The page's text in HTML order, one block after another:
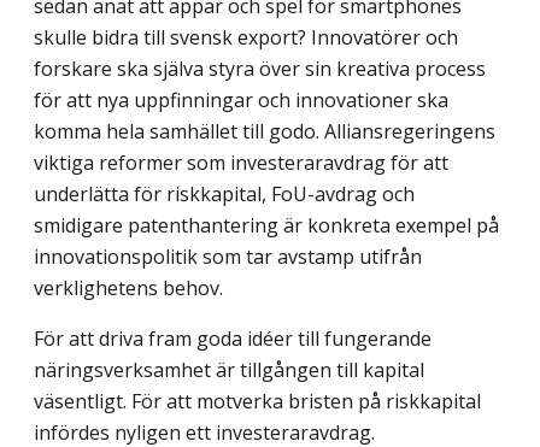
sedan anat att appar och spel för smartphones
skulle bidra till svensk export? Innovatörer och
forskare ska själva styra över sin kreativa process
för att nya uppfinningar och innovationer ska
komma hela samhället till godo. Alliansregeringens
viktiga reformer som investeraravdrag för att
underlätta för riskkapital, FoU-avdrag och
smidigare patenthantering är konkreta exempel på
innovationspolitik som tar avstamp utifrån
verklighetens behov.
För att driva fram goda idéer till fungerande
näringsverksamhet är tillgången till kapital
väsentligt. För att motverka bristen på riskkapital
infördes nyligen ett investeraravdrag.